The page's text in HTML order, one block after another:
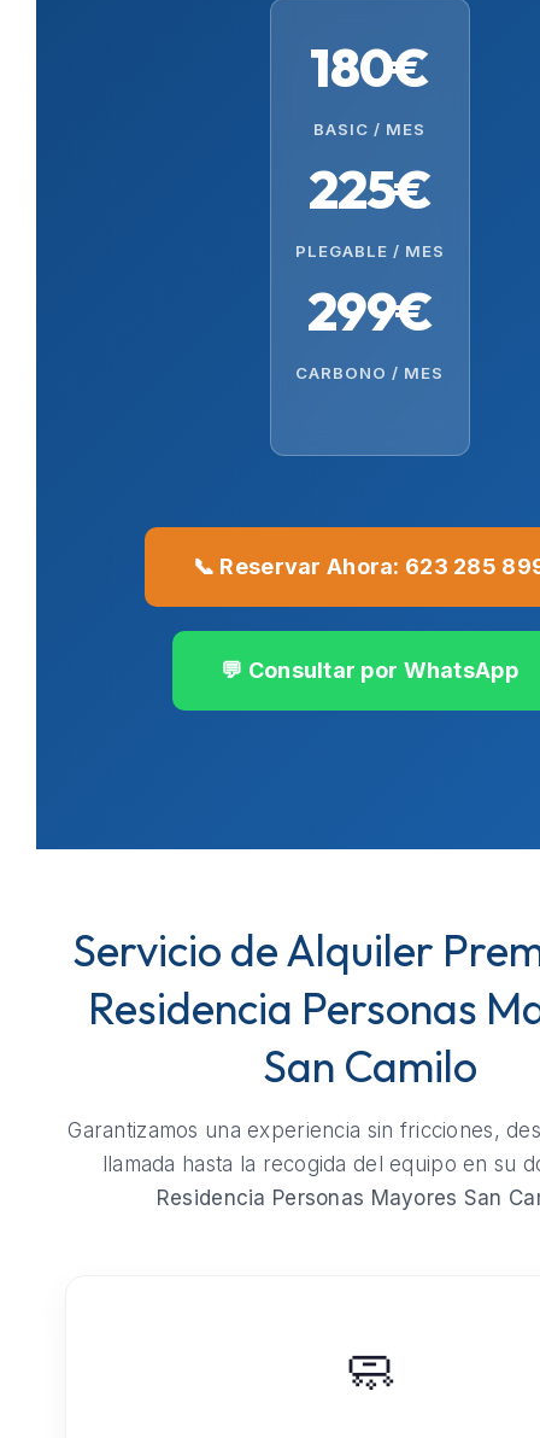
180€
BASIC / MES
225€
PLEGABLE / MES
299€
CARBONO / MES
📞 Reservar Ahora: 623 285
💬 Consultar por WhatsApp
Servicio de Alquiler
Residencia Personas
San Camilo
Garantizamos una experiencia sin fricciones,
llamada hasta la recogida del equipo en su
Residencia Personas Mayores San
🧼